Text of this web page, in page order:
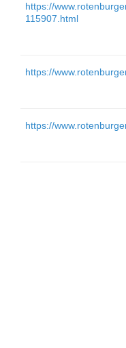
https://
115907.html
https://
https://